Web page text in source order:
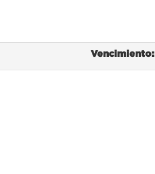
Vencimiento: